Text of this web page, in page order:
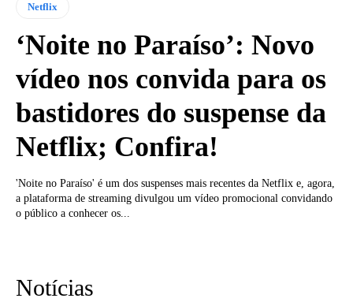
Netflix
‘Noite no Paraíso’: Novo
vídeo nos convida para os
bastidores do suspense da
Netflix; Confira!
'Noite no Paraíso' é um dos suspenses mais recentes da Netflix e, agora,
a plataforma de streaming divulgou um vídeo promocional convidando
o público a conhecer os...
Notícias